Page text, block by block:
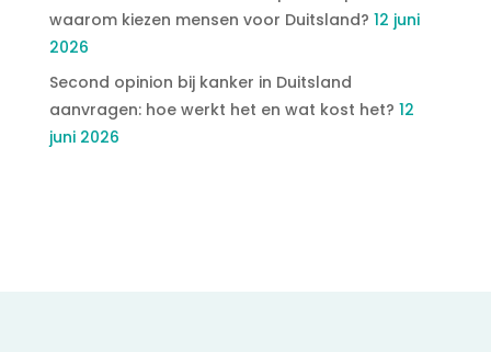
waarom kiezen mensen voor Duitsland? 12 juni
2026
Second opinion bij kanker in Duitsland
aanvragen: hoe werkt het en wat kost het? 12
juni 2026